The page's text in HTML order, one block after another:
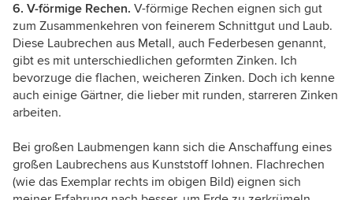
6. V-förmige Rechen. V-förmige Rechen eignen sich gut
zum Zusammenkehren von feinerem Schnittgut und Laub.
Diese Laubrechen aus Metall, auch Federbesen genannt,
gibt es mit unterschiedlichen geformten Zinken. Ich
bevorzuge die flachen, weicheren Zinken. Doch ich kenne
auch einige Gärtner, die lieber mit runden, starreren Zinken
arbeiten.
Bei großen Laubmengen kann sich die Anschaffung eines
großen Laubrechens aus Kunststoff lohnen. Flachrechen
(wie das Exemplar rechts im obigen Bild) eignen sich